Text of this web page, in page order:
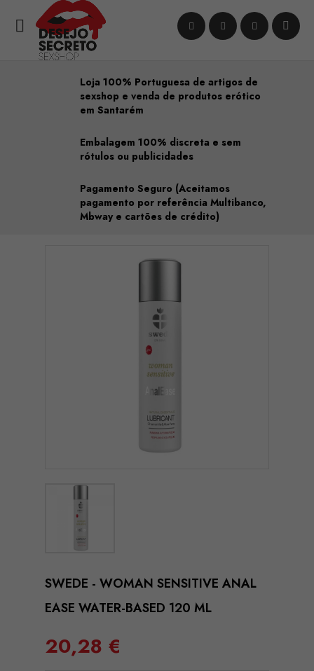

Loja 100% Portuguesa de artigos de
sexshop e venda de produtos erótico
em Santarém
Embalagem 100% discreta e sem
rótulos ou publicidades
Pagamento Seguro (Aceitamos
pagamento por referência Multibanco,
Mbway e cartões de crédito)
SWEDE - WOMAN SENSITIVE ANAL
EASE WATER-BASED 120 ML
20,28 €